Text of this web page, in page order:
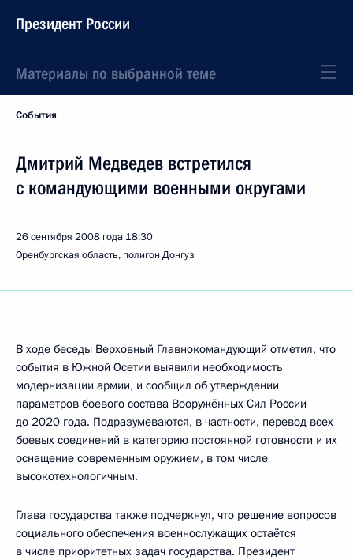
Президент России
Материалы по выбранной теме
События
Дмитрий Медведев встретился
с командующими военными округами
26 сентября 2008 года 18:30
Оренбургская область, полигон Донгуз
В ходе беседы Верховный Главнокомандующий отметил, что
события в Южной Осетии выявили необходимость
модернизации армии, и сообщил об утверждении
параметров боевого состава Вооружённых Сил России
до 2020 года. Подразумеваются, в частности, перевод всех
боевых соединений в категорию постоянной готовности и их
оснащение современным оружием, в том числе
высокотехнологичным.
Глава государства также подчеркнул, что решение вопросов
социального обеспечения военнослужащих остаётся
в числе приоритетных задач государства. Президент